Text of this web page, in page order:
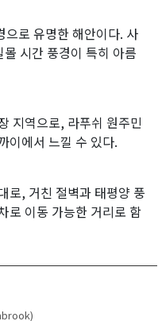
로 유명한 해안이다. 사
시간 풍경이 특히 아름
지역으로, 라푸쉬 원주민
이에서 느낄 수 있다.
로, 거친 절벽과 태평양 풍
로 이동 가능한 거리로 함